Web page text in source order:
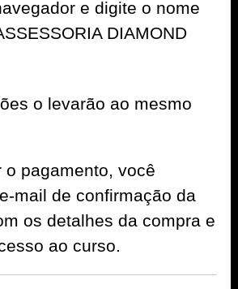
e digite o nome
DIAMOND
o levarão ao mesmo
o pagamento, você
mail de confirmação da
os detalhes da compra e
ao curso.